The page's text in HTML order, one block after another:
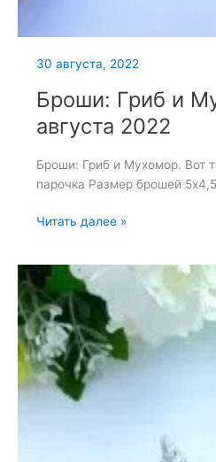
30 августа, 2022
Броши: Гриб и
августа 2022
Броши: Гриб и Мухомор. Вот
парочка Размер брошей
Броши:
Мухомор
—
30
августа
2022
Читать далее »